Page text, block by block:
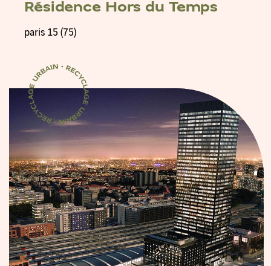
Résidence Hors du Temps
paris 15 (75)
Certification Recyclage Urbain